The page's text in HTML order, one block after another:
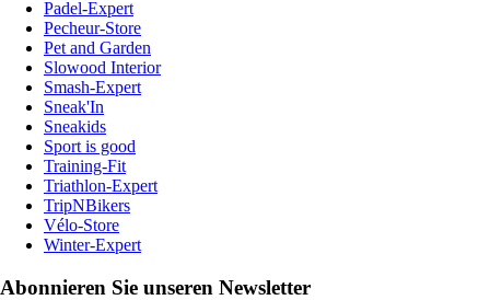
Padel-Expert
Pecheur-Store
Pet and Garden
Slowood Interior
Smash-Expert
Sneak'In
Sneakids
Sport is good
Training-Fit
Triathlon-Expert
TripNBikers
Vélo-Store
Winter-Expert
Abonnieren Sie unseren Newsletter